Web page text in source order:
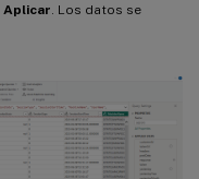
Aplicar. Los datos se